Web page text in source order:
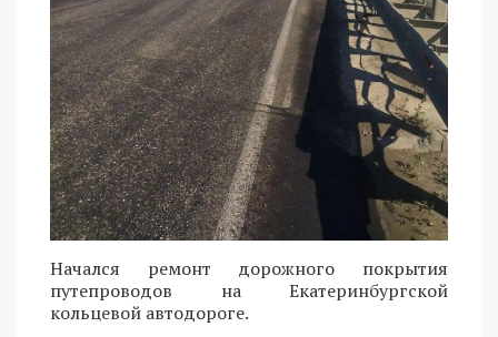
Начался ремонт дорожного покрытия
путепроводов на Екатеринбургской
кольцевой автодороге.